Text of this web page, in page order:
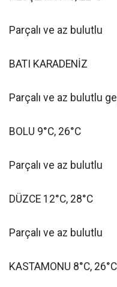
Parçalı ve az bulutlu
BATI KARADENİZ
Parçalı ve az bulutlu
BOLU 9°C, 26°C
Parçalı ve az bulutlu
DÜZCE 12°C, 28°C
Parçalı ve az bulutlu
KASTAMONU 8°C, 26°C